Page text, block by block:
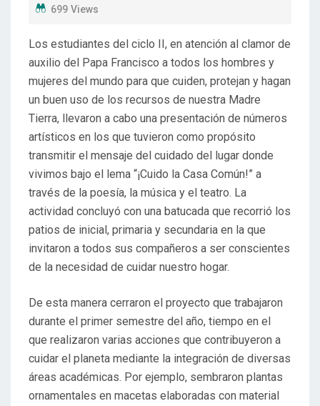
699 Views
Los estudiantes del ciclo II, en atención al clamor de
auxilio del Papa Francisco a todos los hombres y
mujeres del mundo para que cuiden, protejan y hagan
un buen uso de los recursos de nuestra Madre
Tierra, llevaron a cabo una presentación de números
artísticos en los que tuvieron como propósito
transmitir el mensaje del cuidado del lugar donde
vivimos bajo el lema “¡Cuido la Casa Común!” a
través de la poesía, la música y el teatro. La
actividad concluyó con una batucada que recorrió los
patios de inicial, primaria y secundaria en la que
invitaron a todos sus compañeros a ser conscientes
de la necesidad de cuidar nuestro hogar.
De esta manera cerraron el proyecto que trabajaron
durante el primer semestre del año, tiempo en el
que realizaron varias acciones que contribuyeron a
cuidar el planeta mediante la integración de diversas
áreas académicas. Por ejemplo, sembraron plantas
ornamentales en macetas elaboradas con material